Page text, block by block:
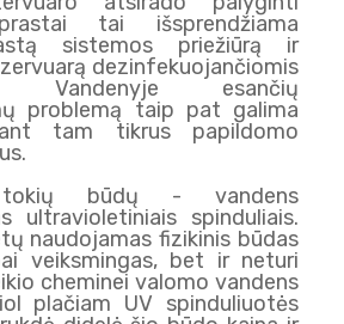
tai išsprendžiama
sistemos priežiūrą ir
dezinfekuojančiomis
Vandenyje esančių
problemą taip pat galima
tam tikrus papildomo
būdų - vandens
ultravioletiniais spinduliais.
naudojamas fizikinis būdas
veiksmingas, bet ir neturi
cheminei valomo vandens
plačiam UV spinduliuotės